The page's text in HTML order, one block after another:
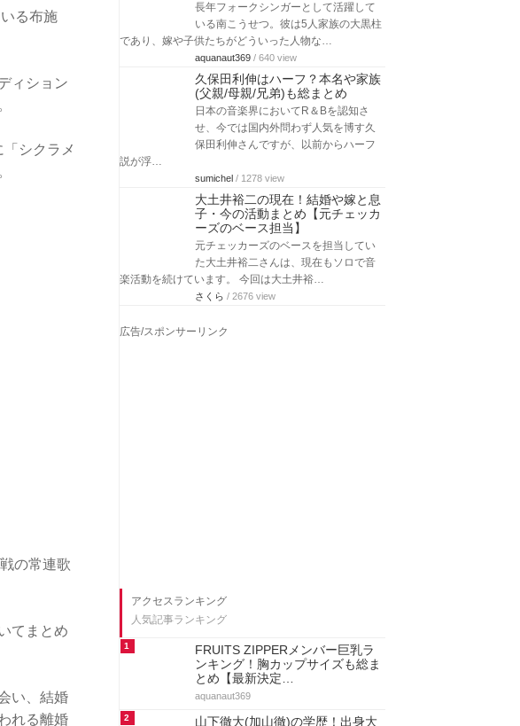
る布施
ィション
シクラメ
の常連歌
てまとめ
い、結婚
れる離婚
長年フォークシンガーとして活躍して
いる南こうせつ。彼は5人家族の大黒柱
であり、嫁や子供たちがどういった人物な…
aquanaut369 / 640 view
久保田利伸はハーフ？本名や家族
(父親/母親/兄弟)も総まとめ
日本の音楽界においてR＆Bを認知さ
せ、今では国内外問わず人気を博す久
保田利伸さんですが、以前からハーフ
説が浮…
sumichel / 1278 view
大土井裕二の現在！結婚や嫁と息
子・今の活動まとめ【元チェッカ
ーズのベース担当】
元チェッカーズのベースを担当してい
た大土井裕二さんは、現在もソロで音
楽活動を続けています。 今回は大土井裕…
さくら / 2676 view
広告/スポンサーリンク
アクセスランキング
人気記事ランキング
1
FRUITS ZIPPERメンバー巨乳ラ
ンキング！胸カップサイズも総ま
とめ【最新決定…
aquanaut369
2
山下徹大(加山徹)の学歴！出身大